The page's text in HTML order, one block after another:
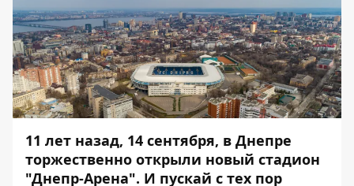
11 лет назад, 14 сентября, в Днепре
торжественно открыли новый стадион
"Днепр-Арена". И пускай с тех пор